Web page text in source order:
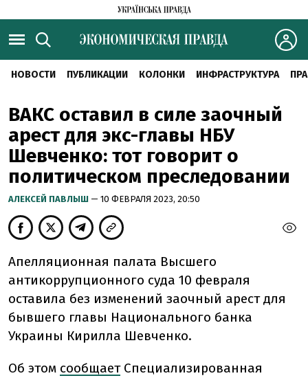
НОВОСТИ ПУБЛИКАЦИИ КОЛОНКИ ИНФРАСТРУКТУРА
ВАКС оставил в силе заочный
арест для экс-главы НБУ
Шевченко: тот говорит о
политическом преследовании
АЛЕКСЕЙ ПАВЛЫШ — 10 ФЕВРАЛЯ 2023, 20:50
Апелляционная палата Высшего
антикоррупционного суда 10 февраля
оставила без изменений заочный арест для
бывшего главы Национального банка
Украины Кирилла Шевченко.
Об этом сообщаетСпециализированная